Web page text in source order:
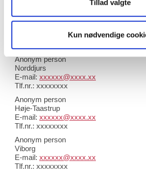
Tillad valgte
Kun nødvendige
Anonym person
Norddjurs
E-mail: xxxxxx@xxxx.xx
Tlf.nr.: xxxxxxxx
Anonym person
Høje-Taastrup
E-mail: xxxxxx@xxxx.xx
Tlf.nr.: xxxxxxxx
Anonym person
Viborg
E-mail: xxxxxx@xxxx.xx
Tlf.nr.: xxxxxxxx